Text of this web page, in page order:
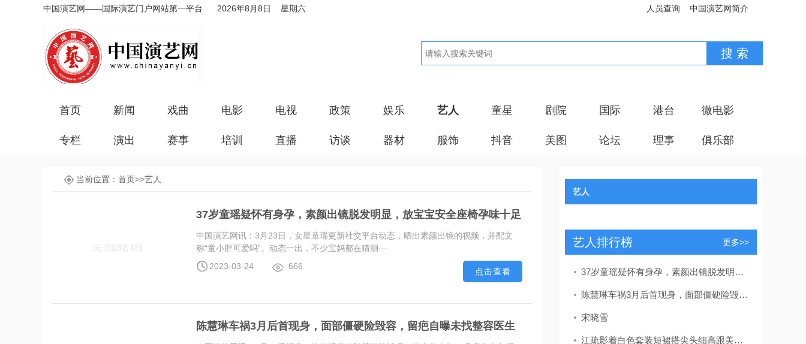
中国演艺网——国际演艺门户网站第一平台 2026年8月8日 星期六 人员查询 中国演艺网简介
首页 新闻 戏曲 电影 电视 政策 娱乐 艺人 童星 剧院 国际 港台 微电影
专栏 演出 赛事 培训 直播 访谈 器材 服饰 抖音 美图 论坛 理事 俱乐部
当前位置： 首页>>艺人
37岁童瑶疑怀有身孕，素颜出镜脱发明显，放宝宝安全座椅孕味十足
中国演艺网讯：3月23日，女星童瑶更新社交平台动态，晒出素颜出镜的视频，并配文
称“童小胖可爱吗”。动态一出，不少宝妈都在猜测···
2023-03-24
666
点击查看
陈慧琳车祸3月后首现身，面部僵硬险毁容，留疤自曝未找整容医生
艺人
艺人排行榜 更多>>
37岁童瑶疑怀有身孕，素颜出镜脱发明显，放宝宝安全座椅孕味十足
陈慧琳车祸3月后首现身，面部僵硬险毁容，留疤自曝未找整容医生
宋晓雪
江疏影着白色套装短裙搭尖头细高跟美的独特网友：被长腿折服